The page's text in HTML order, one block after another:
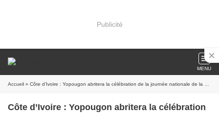
Publicité
MENU
Accueil » Côte d’Ivoire : Yopougon abritera la célébration de la journée nationale de la paix, le 15 novembre prochain ( Conseil des ministres)
Côte d’Ivoire : Yopougon abritera la célébration